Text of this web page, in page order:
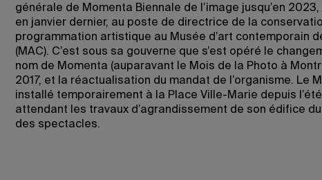
générale de Momenta Biennale de l’image jusqu’en
en janvier dernier, au poste de directrice de la
programmation artistique au Musée d’art contemporain
(MAC). C’est sous sa gouverne que s’est opéré le
nom de Momenta (auparavant le Mois de la Photo à
2017, et la réactualisation du mandat de l’organisme. Le
installé temporairement à la Place Ville-Marie depuis l’été
attendant les travaux d’agrandissement de son édifice
des spectacles.